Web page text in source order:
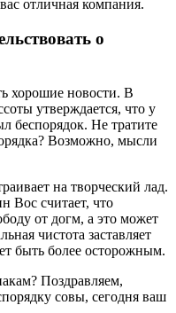
отличная компания.
о
хорошие новости. В
утверждается, что у
беспорядок. Не тратите
Возможно, мысли
на творческий лад.
Вос считает, что
от догм, а это может
чистота заставляет
быть более осторожным.
Поздравляем,
совы, сегодня ваш